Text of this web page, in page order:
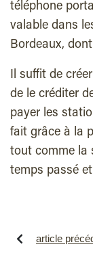
téléphone
valable dans
Bordeaux,
Il suffit de
de le créditer
payer les
fait grâce à la
tout comme la
temps passé
article